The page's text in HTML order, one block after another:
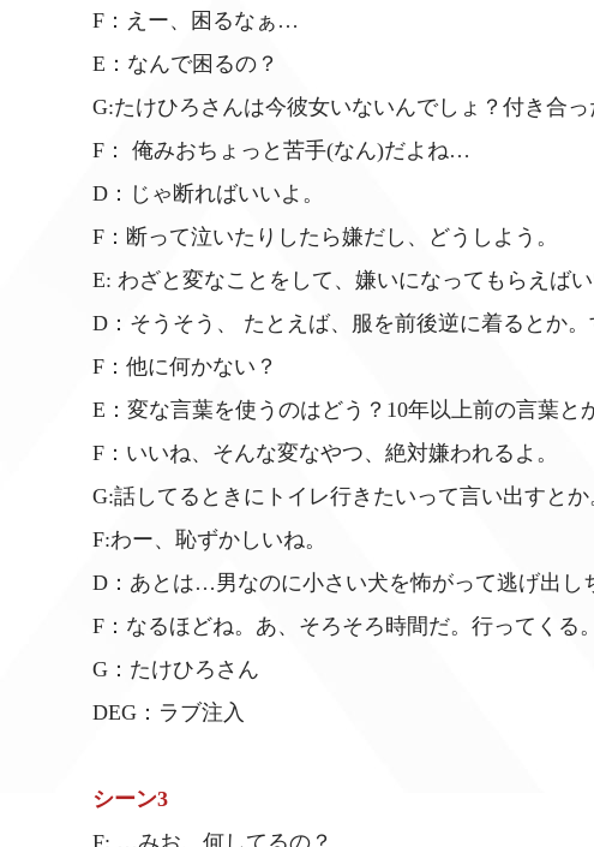
F：えー、困るなぁ…
E：なんで困るの？
G:たけひろさんは今彼女いないんでしょ？付き合っ
F： 俺みおちょっと苦手(なん)だよね…
D：じゃ断ればいいよ。
F：断って泣いたりしたら嫌だし、どうしよう。
E: わざと変なことをして、嫌いになってもらえば
D：そうそう、 たとえば、服を前後逆に着るとか。
F：他に何かない？
E：変な言葉を使うのはどう？10年以上前の言葉と
F：いいね、そんな変なやつ、絶対嫌われるよ。
G:話してるときにトイレ行きたいって言い出すとか
F:わー、恥ずかしいね。
D：あとは…男なのに小さい犬を怖がって逃げ出し
F：なるほどね。あ、そろそろ時間だ。行ってくる。
G：たけひろさん
DEG：ラブ注入
シーン3
F: …みお、何してるの？